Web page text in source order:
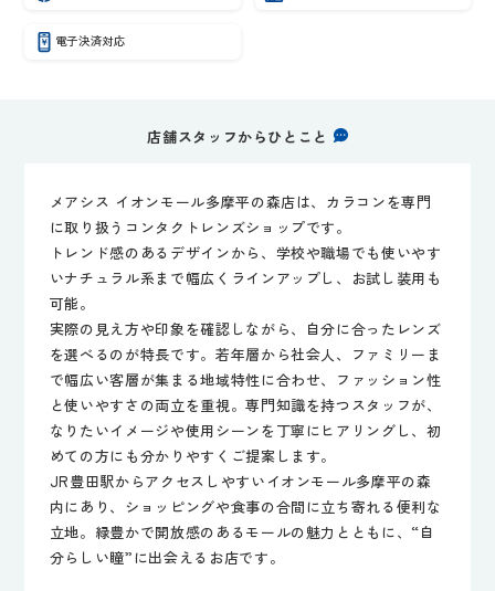
電子決済対応
店舗スタッフからひとこと
メアシス イオンモール多摩平の森店は、カラコンを専門
に取り扱うコンタクトレンズショップです。
トレンド感のあるデザインから、学校や職場でも使いやす
いナチュラル系まで幅広くラインアップし、お試し装用も
可能。
実際の見え方や印象を確認しながら、自分に合ったレンズ
を選べるのが特長です。若年層から社会人、ファミリーま
で幅広い客層が集まる地域特性に合わせ、ファッション性
と使いやすさの両立を重視。専門知識を持つスタッフが、
なりたいイメージや使用シーンを丁寧にヒアリングし、初
めての方にも分かりやすくご提案します。
JR豊田駅からアクセスしやすいイオンモール多摩平の森
内にあり、ショッピングや食事の合間に立ち寄れる便利な
立地。緑豊かで開放感のあるモールの魅力とともに、“自
分らしい瞳”に出会えるお店です。